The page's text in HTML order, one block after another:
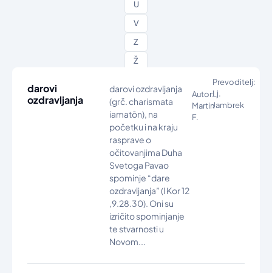
U
V
Z
Ž
darovi
ozdravljanja
darovi ozdravljanja
(grč. charismata
iamatōn), na
početku i na kraju
rasprave o
očitovanjima Duha
Svetoga Pavao
spominje “dare
ozdravljanja” (l Kor 12
,9.28.30). Oni su
izričito spominjanje
te stvarnosti u
Novom...
Autor:
Martin
F.
Prevoditelj:
Lj.
Jambrek